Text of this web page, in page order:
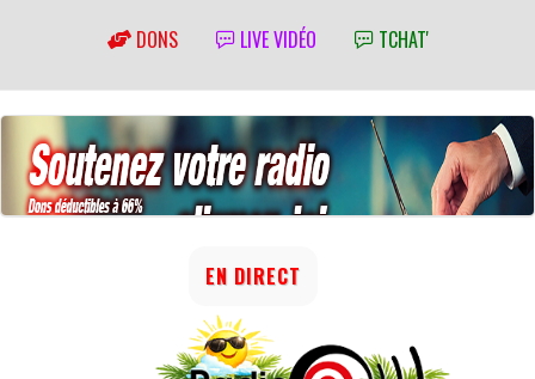
DONS LIVE VIDÉO TCHAT'
EN DIRECT